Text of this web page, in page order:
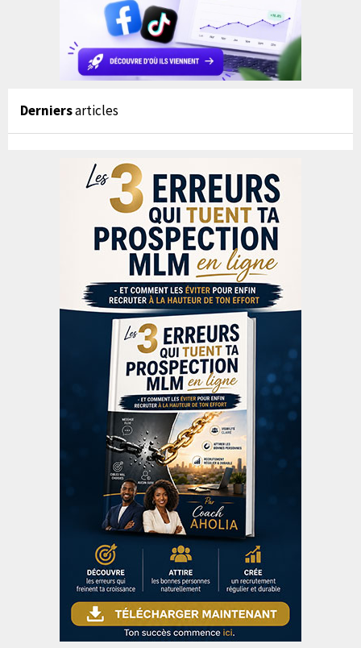
Derniersarticles